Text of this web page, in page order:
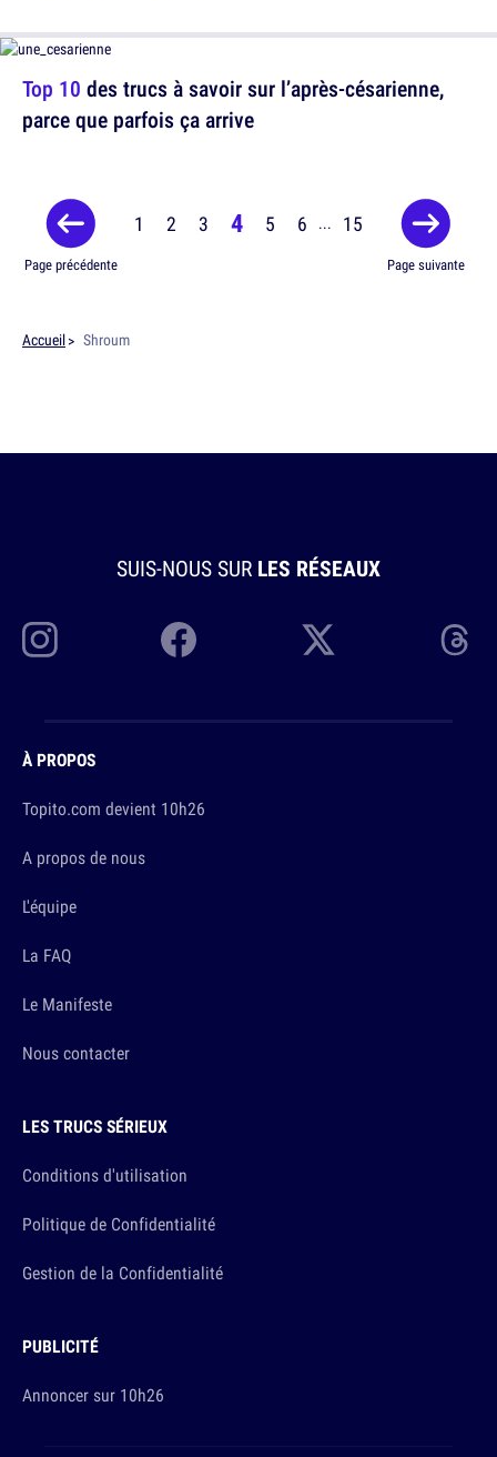
Top 10 des trucs à savoir sur l’après-césarienne,
parce que parfois ça arrive
Page précédente
1 2 3 4 5 6 ... 15
Page suivante
Accueil Shroum
SUIS-NOUS SUR LES RÉSEAUX
À PROPOS
Topito.com devient 10h26
A propos de nous
L'équipe
La FAQ
Le Manifeste
Nous contacter
LES TRUCS SÉRIEUX
Conditions d'utilisation
Politique de Confidentialité
Gestion de la Confidentialité
PUBLICITÉ
Annoncer sur 10h26